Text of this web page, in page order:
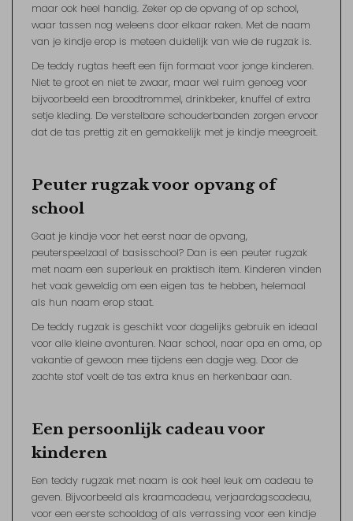
maar ook heel handig. Zeker op de opvang of op school,
waar tassen nog weleens door elkaar raken. Met de naam
van je kindje erop is meteen duidelijk van wie de rugzak is.
De teddy rugtas heeft een fijn formaat voor jonge kinderen.
Niet te groot en niet te zwaar, maar wel ruim genoeg voor
bijvoorbeeld een broodtrommel, drinkbeker, knuffel of extra
setje kleding. De verstelbare schouderbanden zorgen ervoor
dat de tas prettig zit en gemakkelijk met je kindje meegroeit.
Peuter rugzak voor opvang of
school
Gaat je kindje voor het eerst naar de opvang,
peuterspeelzaal of basisschool? Dan is een peuter rugzak
met naam een superleuk en praktisch item. Kinderen vinden
het vaak geweldig om een eigen tas te hebben, helemaal
als hun naam erop staat.
De teddy rugzak is geschikt voor dagelijks gebruik en ideaal
voor alle kleine avonturen. Naar school, naar opa en oma, op
vakantie of gewoon mee tijdens een dagje weg. Door de
zachte stof voelt de tas extra knus en herkenbaar aan.
Een persoonlijk cadeau voor
kinderen
Een teddy rugzak met naam is ook heel leuk om cadeau te
geven. Bijvoorbeeld als kraamcadeau, verjaardagscadeau,
voor een eerste schooldag of als verrassing voor een kindje